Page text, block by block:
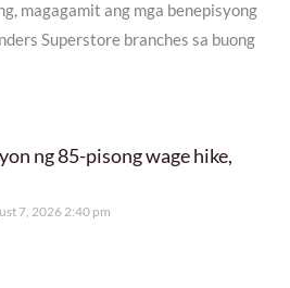
magagamit ang mga benepisyong
Superstore branches sa buong
ng 85-pisong wage hike,
7, 2026 2:40 pm